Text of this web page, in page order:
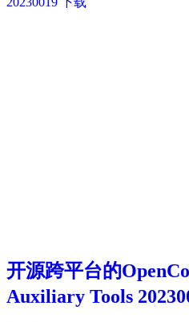
开源跨平台的
Auxiliary Tools